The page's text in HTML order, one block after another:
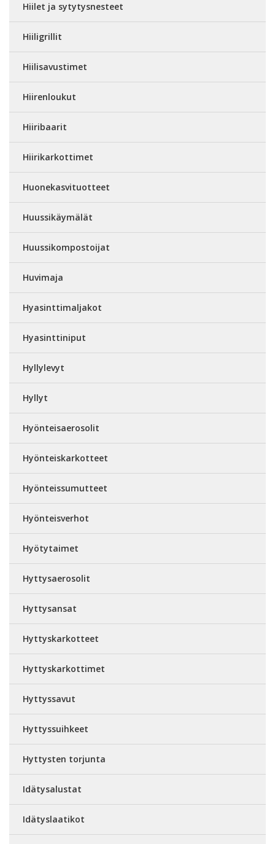
Hiilet ja sytytysnesteet
Hiiligrillit
Hiilisavustimet
Hiirenloukut
Hiiribaarit
Hiirikarkottimet
Huonekasvituotteet
Huussikäymälät
Huussikompostoijat
Huvimaja
Hyasinttimaljakot
Hyasinttiniput
Hyllylevyt
Hyllyt
Hyönteisaerosolit
Hyönteiskarkotteet
Hyönteissumutteet
Hyönteisverhot
Hyötytaimet
Hyttysaerosolit
Hyttysansat
Hyttyskarkotteet
Hyttyskarkottimet
Hyttyssavut
Hyttyssuihkeet
Hyttysten torjunta
Idätysalustat
Idätyslaatikot